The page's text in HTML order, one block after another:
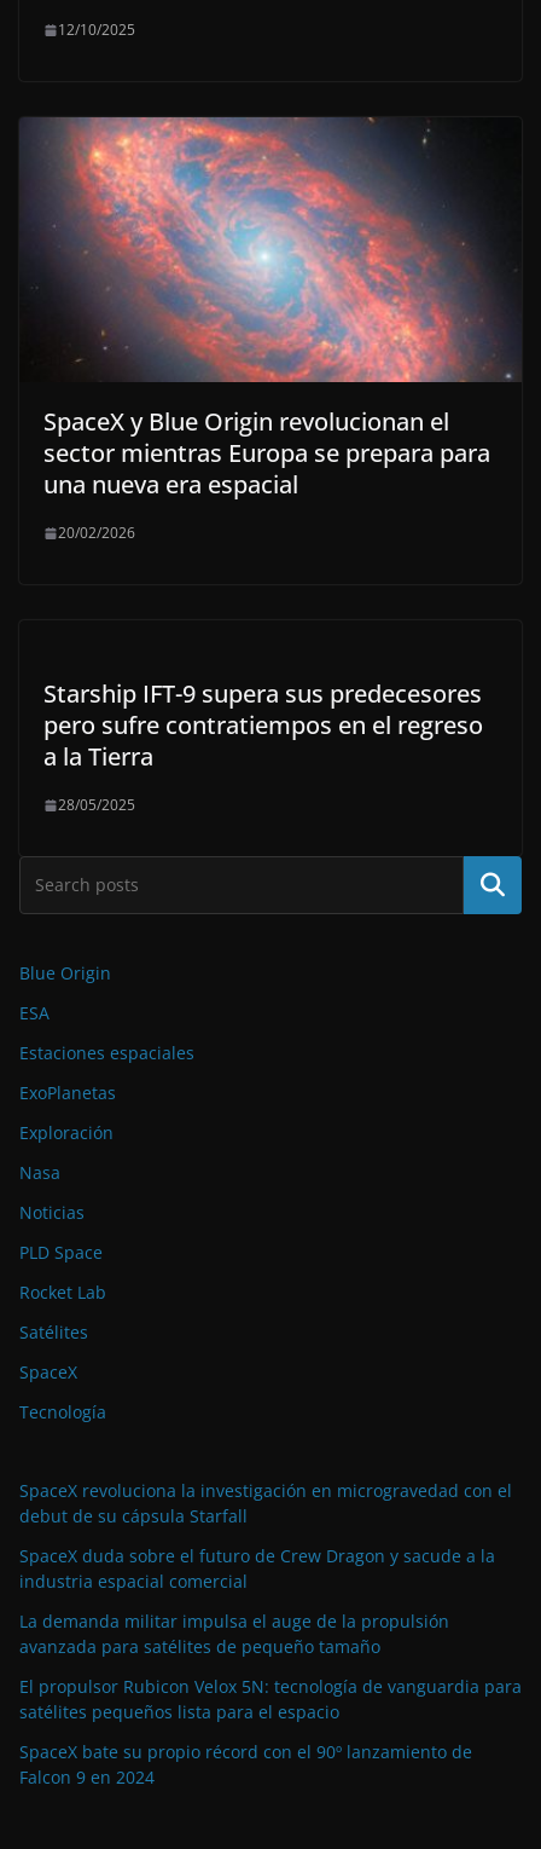
12/10/2025
SpaceX y Blue Origin revolucionan el
sector mientras Europa se prepara para
una nueva era espacial
20/02/2026
Starship IFT-9 supera sus predecesores
pero sufre contratiempos en el regreso
a la Tierra
28/05/2025
Buscar
Blue Origin
ESA
Estaciones espaciales
ExoPlanetas
Exploración
Nasa
Noticias
PLD Space
Rocket Lab
Satélites
SpaceX
Tecnología
SpaceX revoluciona la investigación en microgravedad con el
debut de su cápsula Starfall
SpaceX duda sobre el futuro de Crew Dragon y sacude a la
industria espacial comercial
La demanda militar impulsa el auge de la propulsión
avanzada para satélites de pequeño tamaño
El propulsor Rubicon Velox 5N: tecnología de vanguardia para
satélites pequeños lista para el espacio
SpaceX bate su propio récord con el 90º lanzamiento de
Falcon 9 en 2024